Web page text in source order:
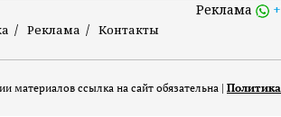
Реклама Контакты
Реклама
материалов ссылка на сайт обязательна |